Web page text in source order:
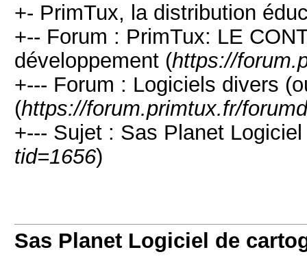
+- PrimTux, la distribution
+-- Forum : PrimTux: LE
développement (https://
+--- Forum : Logiciels divers
(https://forum.primtux.fr/
+--- Sujet : Sas Planet
tid=1656)
Sas Planet Logiciel de